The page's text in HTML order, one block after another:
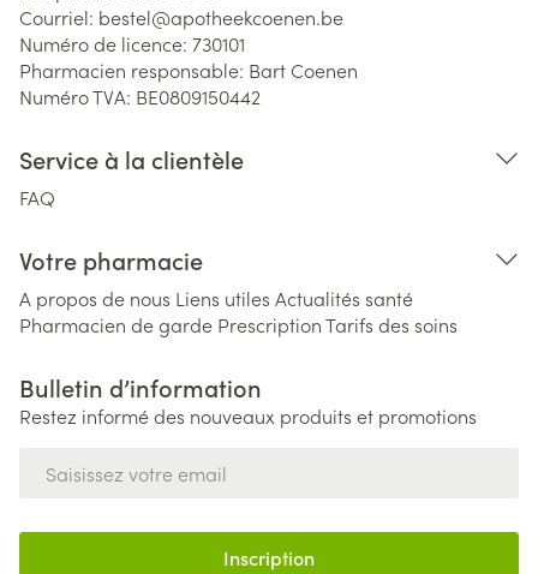
Courriel: bestel@apotheekcoenen.be
Numéro de licence: 730101
Pharmacien responsable: Bart Coenen
Numéro TVA: BE0809150442
Service à la clientèle
FAQ
Votre pharmacie
A propos de nous Liens utiles Actualités santé
Pharmacien de garde PrescriptionTarifs des soins
Bulletin d’information
Restez informé des nouveaux produits et promotions
Inscription